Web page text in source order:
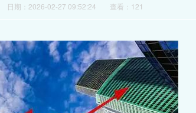
日期：2026-02-27 09:52:24 查看：121